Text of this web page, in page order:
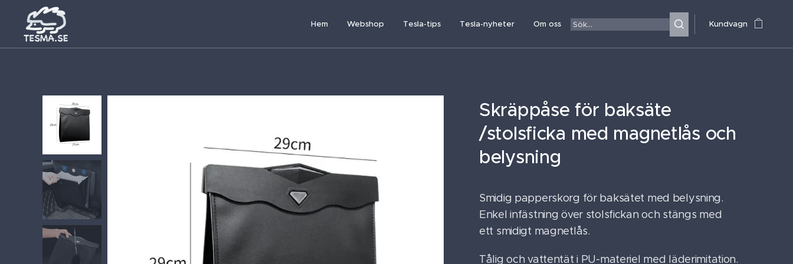
Hem Webshop Tesla-tips Tesla-nyheter Om oss Kundvagn
Skräppåse för baksäte
/stolsficka med magnetlås och
belysning
Smidig papperskorg för baksätet med belysning.
Enkel infästning över stolsfickan och stängs med
ett smidigt magnetlås.
Tålig och vattentät i PU-materiel med läderimitation.